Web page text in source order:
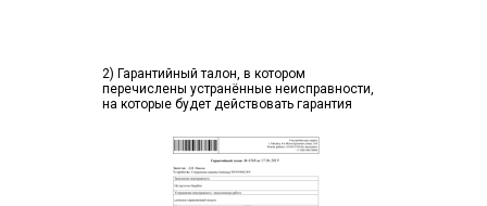
2) Гарантийный талон, в котором
перечислены устранённые неисправности,
на которые будет действовать гарантия